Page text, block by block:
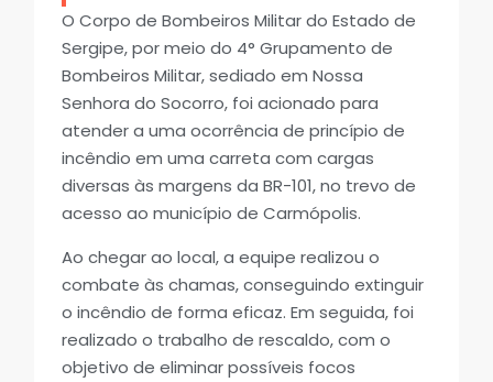
O Corpo de Bombeiros Militar do Estado de
Sergipe, por meio do 4° Grupamento de
Bombeiros Militar, sediado em Nossa
Senhora do Socorro, foi acionado para
atender a uma ocorrência de princípio de
incêndio em uma carreta com cargas
diversas às margens da BR-101, no trevo de
acesso ao município de Carmópolis.
Ao chegar ao local, a equipe realizou o
combate às chamas, conseguindo extinguir
o incêndio de forma eficaz. Em seguida, foi
realizado o trabalho de rescaldo, com o
objetivo de eliminar possíveis focos